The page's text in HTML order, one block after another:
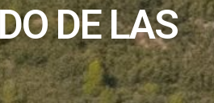
DE LAS